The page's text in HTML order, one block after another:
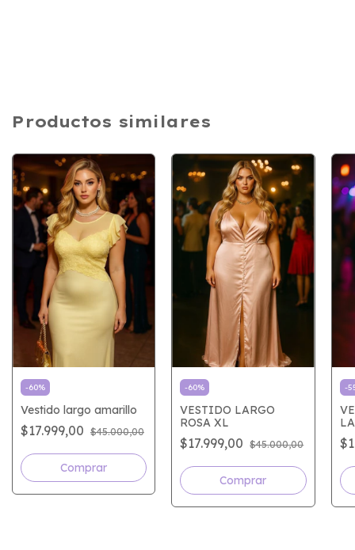
Productos similares
-60%
Vestido largo amarillo
$17.999,00 $45.000,00
-60%
VESTIDO LARGO
ROSA XL
$17.999,00 $45.000,00
-